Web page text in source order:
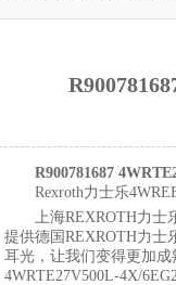
R900781687
Rexroth力士乐
上海REXROTH力士
提供德国REXROTH力士
耳光，让我们变得更加
4WRTE27V500L-4X/